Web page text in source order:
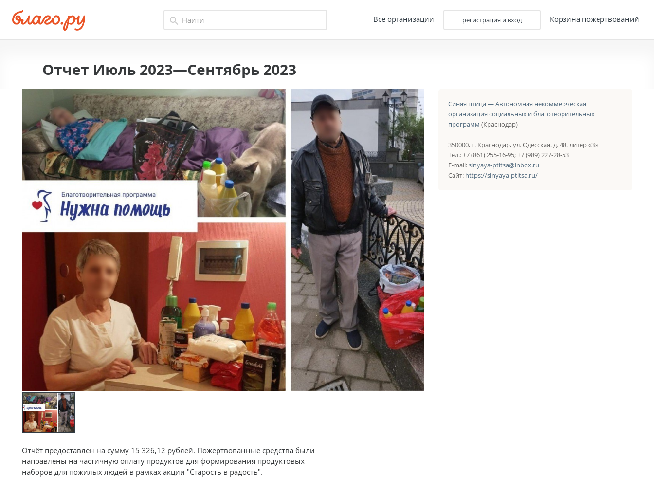
Все организации регистрация и вход Корзина пожертвований
Отчет Июль 2023—Сентябрь 2023
Отчёт предоставлен на сумму 15 326,12 рублей. Пожертвованные средства были
направлены на частичную оплату продуктов для формирования продуктовых
наборов для пожилых людей в рамках акции "Старость в радость".
Синяя птица — Автономная некоммерческая
организация социальных и благотворительных
программ (Краснодар)
350000, г. Краснодар, ул. Одесская, д. 48, литер «З»
Тел.: +7 (861) 255-16-95; +7 (989) 227-28-53
E-mail:sinyaya-ptitsa@inbox.ru
Сайт: https://sinyaya-ptitsa.ru/